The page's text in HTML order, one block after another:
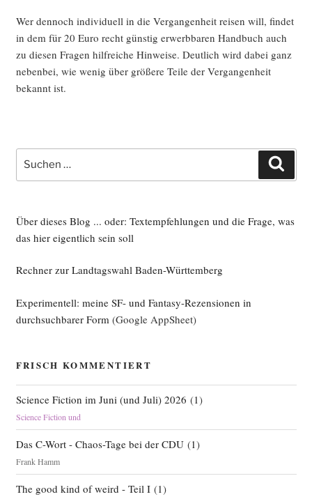
Wer den­noch indi­vi­du­ell in die Ver­gan­gen­heit rei­sen will, fin­det
in dem für 20 Euro recht güns­tig erwerb­ba­ren Hand­buch auch
zu die­sen Fra­gen hilf­rei­che Hin­wei­se. Deut­lich wird dabei ganz
neben­bei, wie wenig über grö­ße­re Tei­le der Ver­gan­gen­heit
bekannt ist.
Suche
nach:
Über dieses Blog ... oder: Textempfehlungen und die Frage, was
das hier eigentlich sein soll
Rechner zur Landtagswahl Baden-Württemberg
Experimentell: meine SF- und Fantasy-Rezensionen in
durchsuchbarer Form (Google AppSheet)
FRISCH KOMMENTIERT
Science Fiction im Juni (und Juli) 2026 (1)
Science Fiction und
Das C-Wort - Chaos-Tage bei der CDU(1)
Frank Hamm
The good kind of weird - Teil I(1)